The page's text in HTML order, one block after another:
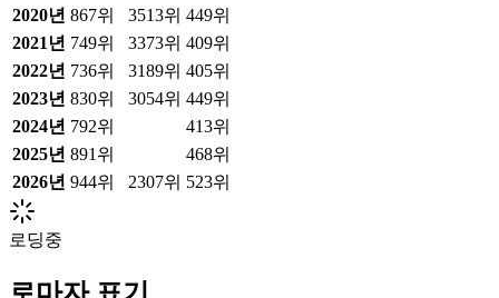
2020년 867위 3513위 449위
2021 년 749위 3373위 409위
2022년 736위 3189위 405위
2023년 830위 3054위 449위
2024년 792위
413위
2025년 891위
468위
2026년 944위 2307위 523위
로딩중